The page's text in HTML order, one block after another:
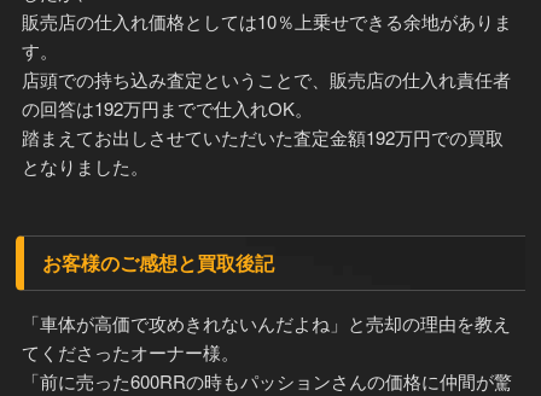
販売店の仕入れ価格としては10％上乗せできる余地がありま
す。
店頭での持ち込み査定ということで、販売店の仕入れ責任者
の回答は192万円までで仕入れOK。
踏まえてお出しさせていただいた査定金額192万円での買取
となりました。
お客様のご感想と買取後記
「車体が高価で攻めきれないんだよね」と売却の理由を教え
てくださったオーナー様。
「前に売った600RRの時もパッションさんの価格に仲間が驚